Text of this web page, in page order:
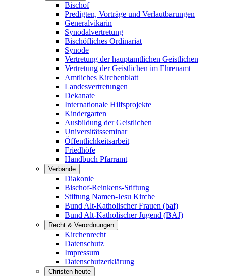
Bischof
Predigten, Vorträge und Verlautbarungen
Generalvikarin
Synodalvertretung
Bischöfliches Ordinariat
Synode
Vertretung der hauptamtlichen Geistlichen
Vertretung der Geistlichen im Ehrenamt
Amtliches Kirchenblatt
Landesvertretungen
Dekanate
Internationale Hilfsprojekte
Kindergarten
Ausbildung der Geistlichen
Universitätsseminar
Öffentlichkeitsarbeit
Friedhöfe
Handbuch Pfarramt
Verbände
Diakonie
Bischof-Reinkens-Stiftung
Stiftung Namen-Jesu Kirche
Bund Alt-Katholischer Frauen (baf)
Bund Alt-Katholischer Jugend (BAJ)
Recht & Verordnungen
Kirchenrecht
Datenschutz
Impressum
Datenschutzerklärung
Christen heute